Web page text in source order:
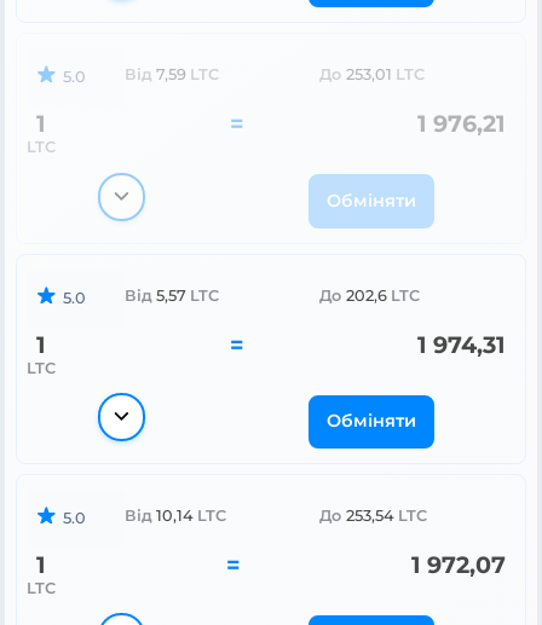
5.0 Від 7,59 LTC До 253,01 LTC
1
LTC
= 1 976,21
Обміняти
5.0 Від 5,57 LTC До 202,6 LTC
1
LTC
= 1 974,31
Обміняти
5.0 Від 10,14 LTC До 253,54 LTC
1
LTC
= 1 972,07